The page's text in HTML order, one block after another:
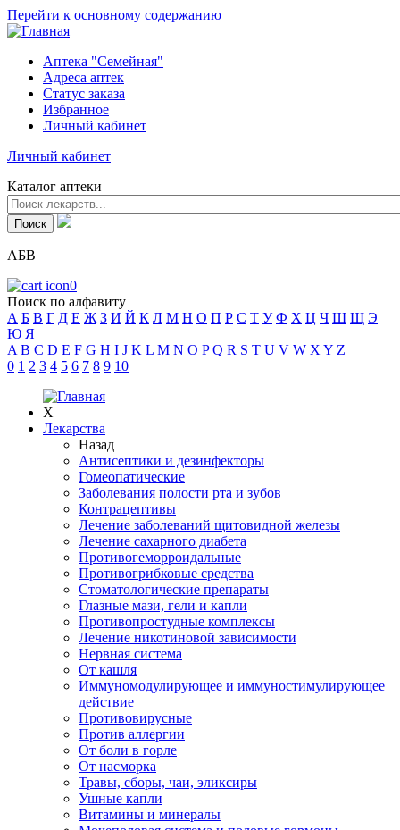
Перейти к основному содержанию
Аптека "Семейная"
Адреса аптек
Статус заказа
Избранное
Личный кабинет
Личный кабинет
Каталог аптеки
АБВ
0
Поиск по алфавиту
А Б В Г Д Е Ж З И Й К Л М Н О П Р С Т У Ф Х Ц Ч Ш Щ Э
Ю Я
A B C D E F G H I J K L M N O P Q R S T U V W X Y Z
0 1 2 3 4 5 6 7 8 9 10
X
Лекарства
Назад
Антисептики и дезинфекторы
Гомеопатические
Заболевания полости рта и зубов
Контрацептивы
Лечение заболеваний щитовидной железы
Лечение сахарного диабета
Противогеморроидальные
Противогрибковые средства
Стоматологические препараты
Глазные мази, гели и капли
Противопростудные комплексы
Лечение никотиновой зависимости
Нервная система
От кашля
Иммуномодулирующее и иммуностимулирующее
действие
Противовирусные
Против аллергии
От боли в горле
От насморка
Травы, сборы, чаи, эликсиры
Ушные капли
Витамины и минералы